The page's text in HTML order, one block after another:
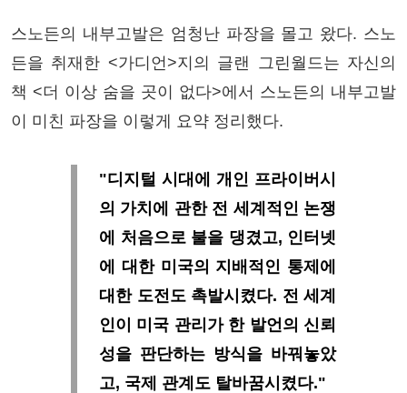
스노든의 내부고발은 엄청난 파장을 몰고 왔다. 스노
든을 취재한 <가디언>지의 글랜 그린월드는 자신의
책 <더 이상 숨을 곳이 없다>에서 스노든의 내부고발
이 미친 파장을 이렇게 요약 정리했다.
"디지털 시대에 개인 프라이버시
의 가치에 관한 전 세계적인 논쟁
에 처음으로 불을 댕겼고, 인터넷
에 대한 미국의 지배적인 통제에
대한 도전도 촉발시켰다. 전 세계
인이 미국 관리가 한 발언의 신뢰
성을 판단하는 방식을 바꿔놓았
고, 국제 관계도 탈바꿈시켰다."